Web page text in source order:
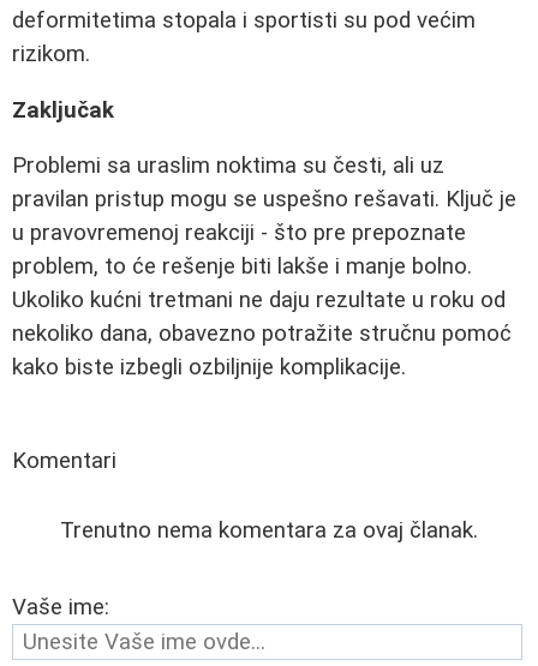
deformitetima stopala i sportisti su pod većim
rizikom.
Zaključak
Problemi sa uraslim noktima su česti, ali uz
pravilan pristup mogu se uspešno rešavati. Ključ je
u pravovremenoj reakciji - što pre prepoznate
problem, to će rešenje biti lakše i manje bolno.
Ukoliko kućni tretmani ne daju rezultate u roku od
nekoliko dana, obavezno potražite stručnu pomoć
kako biste izbegli ozbiljnije komplikacije.
Komentari
Trenutno nema komentara za ovaj članak.
Vaše ime: